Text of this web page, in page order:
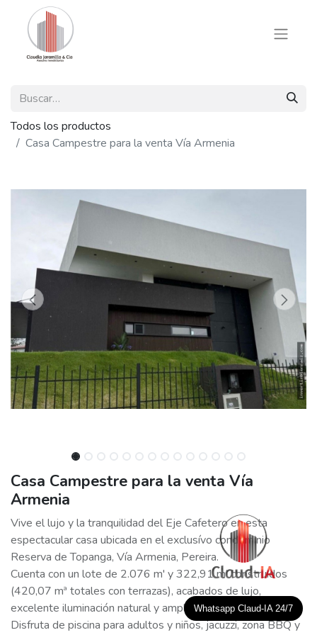
Todos los productos
Casa Campestre para la venta Vía Armenia
Casa Campestre para la venta Vía
Armenia
Vive el lujo y la tranquilidad del Eje Cafetero en esta
espectacular casa ubicada en el exclusívo condominio
Reserva de Topanga, Vía Armenia, Pereira.
Cuenta con un lote de 2.076 m' y 322,91 m' construidos
(420,07 mª totales con terrazas), acabados de lujo,
excelente iluminación natural y amplias zonas verdes.
Disfruta de piscina para adultos y niños, jacuzzi, zona BBQ y
Whatsapp Claud-IA 24/7